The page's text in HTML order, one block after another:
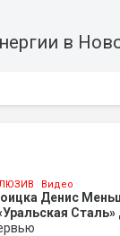
в
Видео
Денис